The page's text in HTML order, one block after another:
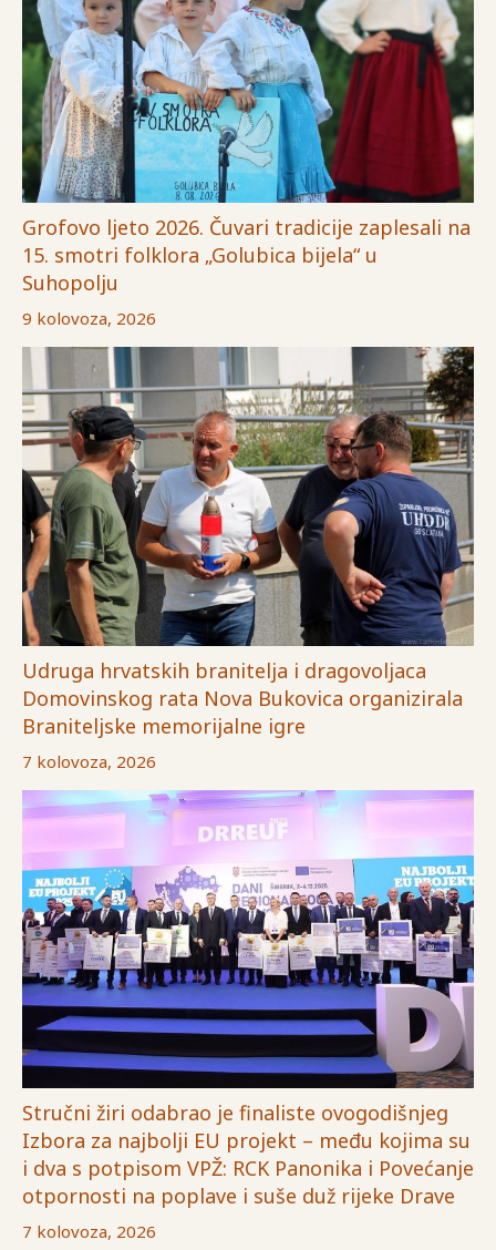
Grofovo ljeto 2026. Čuvari tradicije zaplesali na
15. smotri folklora „Golubica bijela“ u
Suhopolju
9 kolovoza, 2026
Udruga hrvatskih branitelja i dragovoljaca
Domovinskog rata Nova Bukovica organizirala
Braniteljske memorijalne igre
7 kolovoza, 2026
Stručni žiri odabrao je finaliste ovogodišnjeg
Izbora za najbolji EU projekt – među kojima su
i dva s potpisom VPŽ: RCK Panonika i Povećanje
otpornosti na poplave i suše duž rijeke Drave
7 kolovoza, 2026